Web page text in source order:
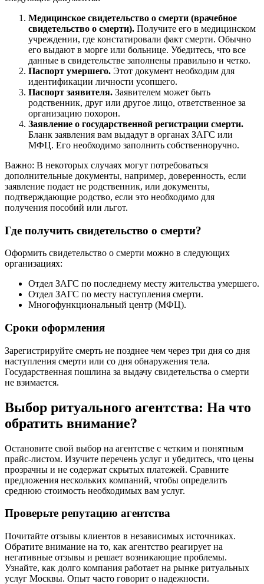
Медицинское свидетельство о смерти (врачебное
свидетельство о смерти). Получите его в медицинском
учреждении, где констатировали факт смерти. Обычно
его выдают в морге или больнице. Убедитесь, что все
данные в свидетельстве заполнены правильно и четко.
Паспорт умершего. Этот документ необходим для
идентификации личности усопшего.
Паспорт заявителя. Заявителем может быть
родственник, друг или другое лицо, ответственное за
организацию похорон.
Заявление о государственной регистрации смерти.
Бланк заявления вам выдадут в органах ЗАГС или
МФЦ. Его необходимо заполнить собственноручно.
Важно: В некоторых случаях могут потребоваться
дополнительные документы, например, доверенность, если
заявление подает не родственник, или документы,
подтверждающие родство, если это необходимо для
получения пособий или льгот.
Где получить свидетельство о смерти?
Оформить свидетельство о смерти можно в следующих
организациях:
Отдел ЗАГС по последнему месту жительства умершего.
Отдел ЗАГС по месту наступления смерти.
Многофункциональный центр (МФЦ).
Сроки оформления
Зарегистрируйте смерть не позднее чем через три дня со дня
наступления смерти или со дня обнаружения тела.
Государственная пошлина за выдачу свидетельства о смерти
не взимается.
Выбор ритуального агентства: На что
обратить внимание?
Остановите свой выбор на агентстве с четким и понятным
прайс-листом. Изучите перечень услуг и убедитесь, что цены
прозрачны и не содержат скрытых платежей. Сравните
предложения нескольких компаний, чтобы определить
среднюю стоимость необходимых вам услуг.
Проверьте репутацию агентства
Почитайте отзывы клиентов в независимых источниках.
Обратите внимание на то, как агентство реагирует на
негативные отзывы и решает возникающие проблемы.
Узнайте, как долго компания работает на рынке ритуальных
услуг Москвы. Опыт часто говорит о надежности.